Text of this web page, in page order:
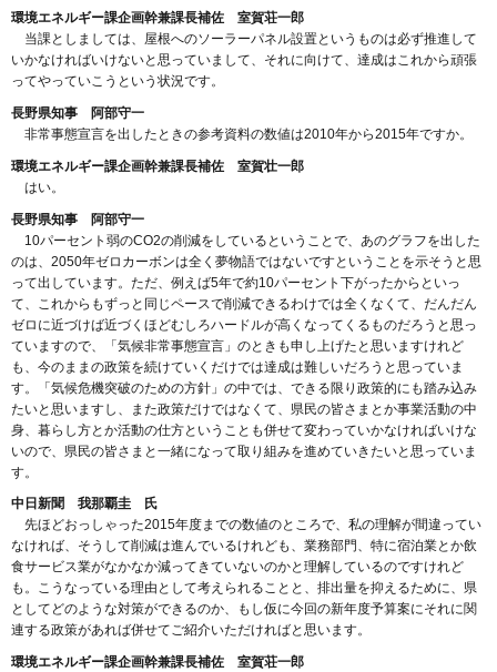
環境エネルギー課企画幹兼課長補佐 室賀荘一郎
当課としましては、屋根へのソーラーパネル設置というものは必ず推進して
いかなければいけないと思っていまして、それに向けて、達成はこれから頑張
ってやっていこうという状況です。
長野県知事 阿部守一
非常事態宣言を出したときの参考資料の数値は2010年から2015年ですか。
環境エネルギー課企画幹兼課長補佐 室賀壮一郎
はい。
長野県知事 阿部守一
10パーセント弱のCO2の削減をしているということで、あのグラフを出した
のは、2050年ゼロカーボンは全く夢物語ではないですということを示そうと思
って出しています。ただ、例えば5年で約10パーセント下がったからといっ
て、これからもずっと同じペースで削減できるわけでは全くなくて、だんだん
ゼロに近づけば近づくほどむしろハードルが高くなってくるものだろうと思っ
ていますので、「気候非常事態宣言」のときも申し上げたと思いますけれど
も、今のままの政策を続けていくだけでは達成は難しいだろうと思っていま
す。「気候危機突破のための方針」の中では、できる限り政策的にも踏み込み
たいと思いますし、また政策だけではなくて、県民の皆さまとか事業活動の中
身、暮らし方とか活動の仕方ということも併せて変わっていかなければいけな
いので、県民の皆さまと一緒になって取り組みを進めていきたいと思っていま
す。
中日新聞 我那覇圭 氏
先ほどおっしゃった2015年度までの数値のところで、私の理解が間違ってい
なければ、そうして削減は進んでいるけれども、業務部門、特に宿泊業とか飲
食サービス業がなかなか減ってきていないのかと理解しているのですけれど
も。こうなっている理由として考えられることと、排出量を抑えるために、県
としてどのような対策ができるのか、もし仮に今回の新年度予算案にそれに関
連する政策があれば併せてご紹介いただければと思います。
環境エネルギー課企画幹兼課長補佐 室賀荘一郎